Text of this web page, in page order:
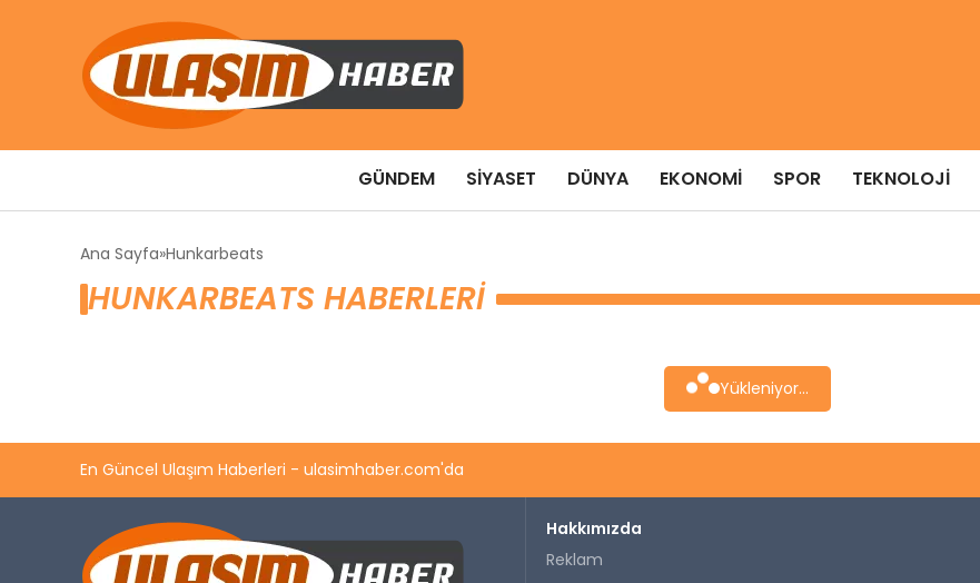
GÜNDEM SIYASET DÜNYA EKONOMI SPOR TEKNOLOJI
Ana Sayfa Hunkarbeats
HUNKARBEATS HABERLERI
Yükleniyor...
En Güncel Ulaşım Haberleri - ulasimhaber.com'da
Hakkımızda
Reklam